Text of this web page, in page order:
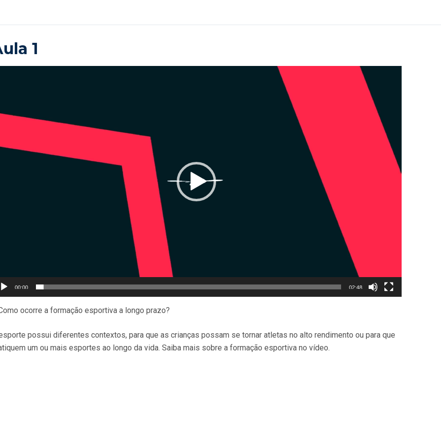
1
00:00 02:48
ocorre a formação esportiva a longo prazo?
possui diferentes contextos, para que as crianças possam se tornar atletas no alto rendimento ou para que
um ou mais esportes ao longo da vida. Saiba mais sobre a formação esportiva no vídeo.